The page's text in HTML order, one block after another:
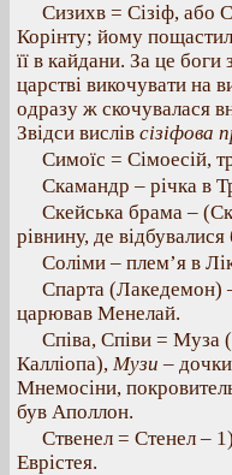
Сизихв = Сізіф, або
Корінту; йому
її в кайдани. За це
царстві викочувати на
одразу ж скочувалася
Звідси вислів сізіфова
Симоїс = Сімоесій,
Скамандр – річка в
Скейська брама –
рівнину, де відбувалися
Соліми – плем’я в
Спарта (Лакедемон)
царював Менелай.
Співа, Співи = Муза
Калліопа), Музи – дочки
Мнемосіни,
був Аполлон.
Ственел = Стенел –
Еврістея.